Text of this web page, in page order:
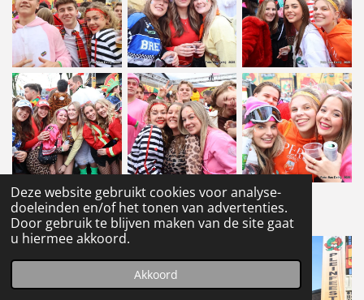
Deze website gebruikt cookies voor analyse-
doeleinden en/of het tonen van advertenties.
Door gebruik te blijven maken van de site gaat
u hiermee akkoord.
Akkoord
1 2